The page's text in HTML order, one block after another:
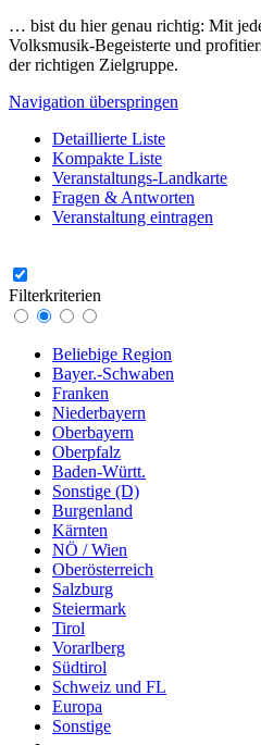
… bist du hier genau richtig: Mit
Volksmusik-Begeisterte und
der richtigen Zielgruppe.
Navigation überspringen
Detaillierte Liste
Kompakte Liste
Veranstaltungs-Landkarte
Fragen & Antworten
Veranstaltung eintragen
Filterkriterien
Beliebige Region
Bayer.-Schwaben
Franken
Niederbayern
Oberbayern
Oberpfalz
Baden-Württ.
Sonstige (D)
Burgenland
Kärnten
NÖ / Wien
Oberösterreich
Salzburg
Steiermark
Tirol
Vorarlberg
Südtirol
Schweiz und FL
Europa
Sonstige